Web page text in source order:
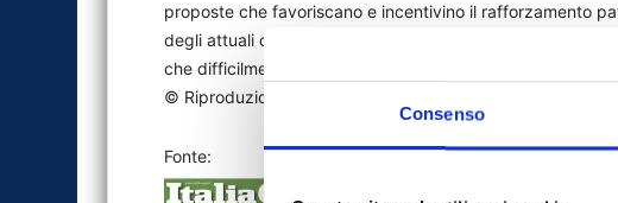
Consenso
proposte che favoriscano e incentivino il rafforzamento
degli attuali o di nuovi azionisti: elemento essenziale per
che difficilmente può fondarsi, al contrario, sulla più alta
© Riproduzione riservata
Fonte: